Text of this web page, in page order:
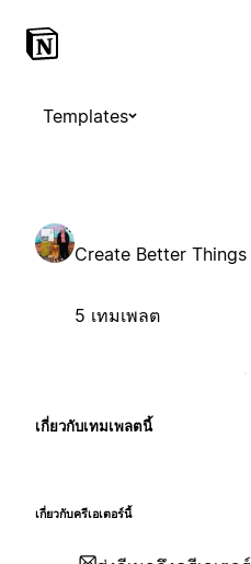
Templates
Create Better Things
5 เทมเพลต
เกี่ยวกับเทมเพลตนี้
เกี่ยวกับครีเอเตอร์นี้